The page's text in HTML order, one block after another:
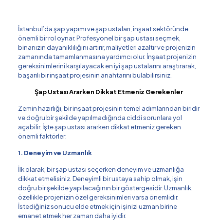
İstanbul’da şap yapımı ve şap ustaları, inşaat sektöründe
önemli bir rol oynar. Profesyonel bir şap ustası seçmek,
binanızın dayanıklılığını artırır, maliyetleri azaltır ve projenizin
zamanında tamamlanmasına yardımcı olur. İnşaat projenizin
gereksinimlerini karşılayacak en iyi şap ustalarını araştırarak,
başarılı bir inşaat projesinin anahtarını bulabilirsiniz.
Şap Ustası Ararken Dikkat Etmeniz Gerekenler
Zemin hazırlığı, bir inşaat projesinin temel adımlarından biridir
ve doğru bir şekilde yapılmadığında ciddi sorunlara yol
açabilir. İşte şap ustası ararken dikkat etmeniz gereken
önemli faktörler:
1. Deneyim ve Uzmanlık
İlk olarak, bir şap ustası seçerken deneyim ve uzmanlığa
dikkat etmelisiniz. Deneyimli bir ustaya sahip olmak, işin
doğru bir şekilde yapılacağının bir göstergesidir. Uzmanlık,
özellikle projenizin özel gereksinimleri varsa önemlidir.
İstediğiniz sonucu elde etmek için işinizi uzman birine
emanet etmek her zaman daha iyidir.